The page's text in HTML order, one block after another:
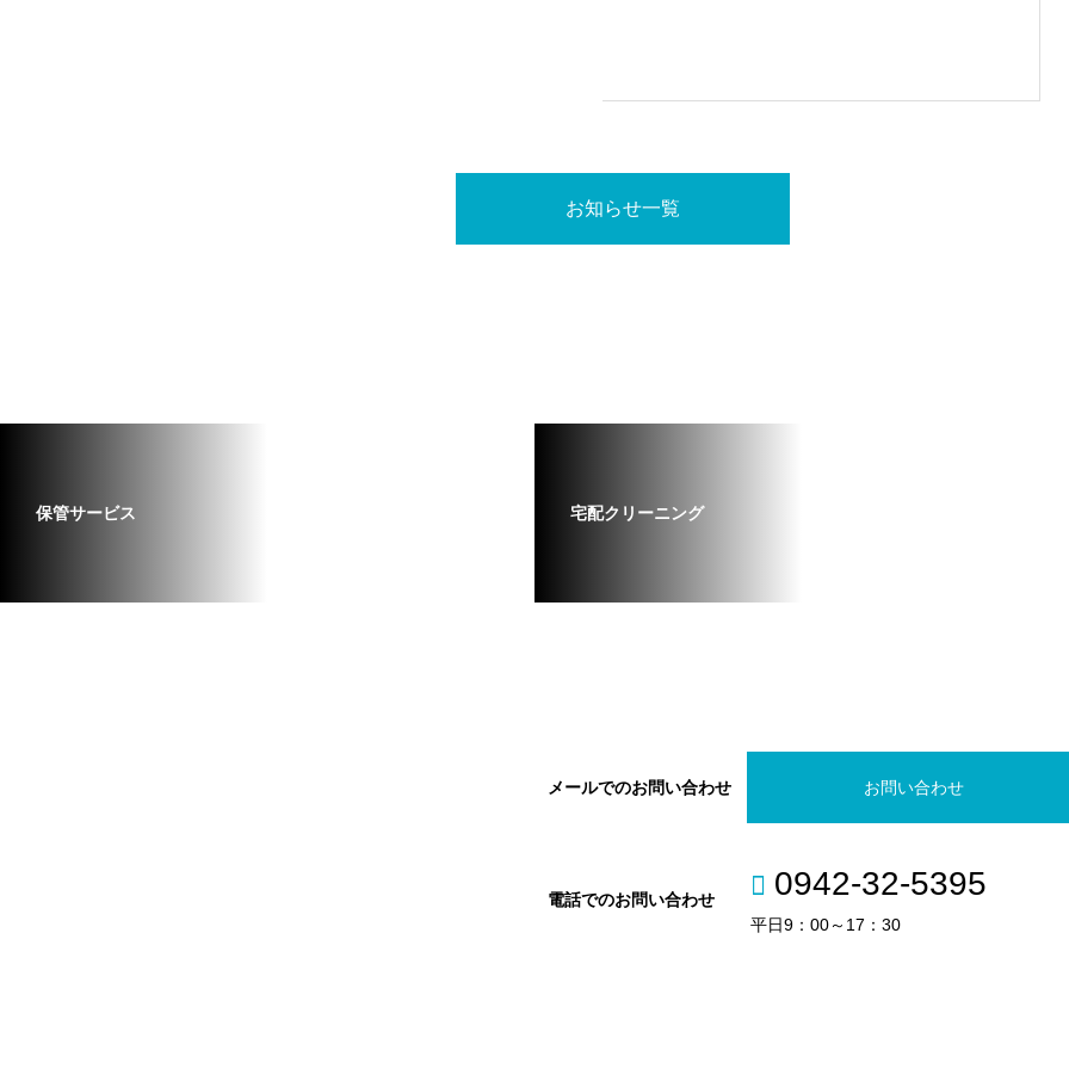
お知らせ一覧
保管サービス 宅配クリーニング
メールでのお問い合わせ お問い合わせ
電話でのお問い合わせ 0942-32-5395
平日9：00～17：30